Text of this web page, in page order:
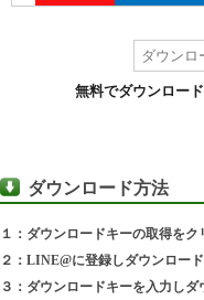
無料でダウンロード
ダウンロード方法
１：ダウンロードキーの取得をク
２：LINE@に登録しダウンロー
３：ダウンロードキーを入力し